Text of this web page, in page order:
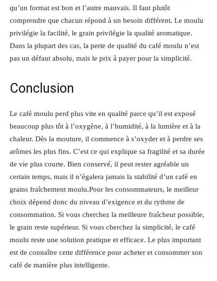
qu’un format est bon et l’autre mauvais. Il faut plutôt
comprendre que chacun répond à un besoin différent. Le moulu
privilégie la facilité, le grain privilégie la qualité aromatique.
Dans la plupart des cas, la perte de qualité du café moulu n’est
pas un défaut absolu, mais le prix à payer pour la simplicité.
Conclusion
Le café moulu perd plus vite en qualité parce qu’il est exposé
beaucoup plus tôt à l’oxygène, à l’humidité, à la lumière et à la
chaleur. Dès la mouture, il commence à s’oxyder et à perdre ses
arômes les plus fins. C’est ce qui explique sa fragilité et sa durée
de vie plus courte. Bien conservé, il peut rester agréable un
certain temps, mais il n’égalera jamais la stabilité d’un café en
grains fraîchement moulu.Pour les consommateurs, le meilleur
choix dépend donc du niveau d’exigence et du rythme de
consommation. Si vous cherchez la meilleure fraîcheur possible,
le grain reste supérieur. Si vous cherchez la simplicité, le café
moulu reste une solution pratique et efficace. Le plus important
est de connaître cette différence pour acheter et consommer son
café de manière plus intelligente.